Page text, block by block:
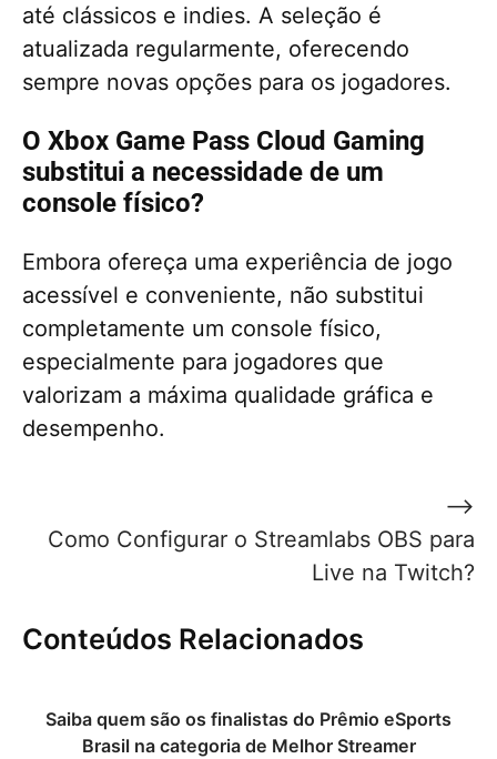
até clássicos e indies. A seleção é
atualizada regularmente, oferecendo
sempre novas opções para os jogadores.
O Xbox Game Pass Cloud Gaming
substitui a necessidade de um
console físico?
Embora ofereça uma experiência de jogo
acessível e conveniente, não substitui
completamente um console físico,
especialmente para jogadores que
valorizam a máxima qualidade gráfica e
desempenho.
deComo Configurar o Streamlabs OBS para
Live na Twitch?
⟶
Conteúdos Relacionados
Saiba quem são os finalistas do Prêmio eSports
Brasil na categoria de Melhor Streamer